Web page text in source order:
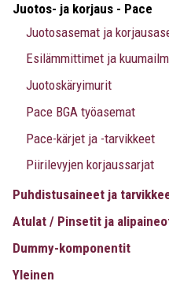
Juotos- ja korjaus - Pace
Juotosasemat ja
Esilämmittimet ja
Juotoskäryimurit
Pace BGA työasemat
Pace-kärjet ja -tarvikkeet
Piirilevyjen korjaussarjat
Puhdistusaineet ja
Atulat / Pinsetit ja
Dummy-komponentit
Yleinen